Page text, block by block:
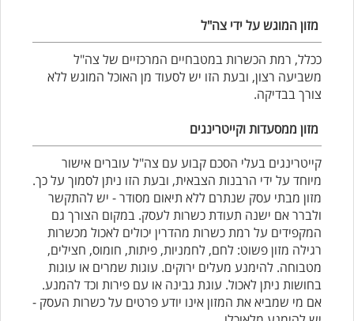
מזון המוגש על ידי צה"ל
ככלל, רמת הכשרות במטבחיים המרכזיים של צה"ל
משביעה רצון, ובעת הזו יש לסעוד מן האוכל המוגש ללא
צורך בבדיקה.
מזון ממסעדות וקייטרינגים
קייטרינגים בעלי הסכם קבוע עם צה"ל עוברים אישור
מיוחד על ידי הרבנות הצבאית, ובעת הזו ניתן לסמוך על כך.
מזון מבתי עסק שנתרם ללא תיאום מסודר - יש להתקשר
ולברר אם ישנה תעודת כשרות לעסק. במקום הצורך גם
המקפידים על רמת כשרות מהדרין יכולים לאכול מכשרות
רגילה מזון פשוט: לחם, לחמניות, פיתות, חומוס, חצילים,
מטבוחה. להימנע מעלים ירוקים. עוגות שמרים או עוגות
בחושות ניתן לאכול. עוגת גבינה או עם פירות וכד להמנע.
אם מי שמביא את המזון אינו יודע פרטים על כשרות העסק -